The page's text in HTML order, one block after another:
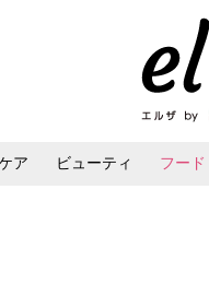
ア ビューティ フード